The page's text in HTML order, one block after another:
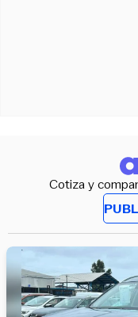
Cotiza y